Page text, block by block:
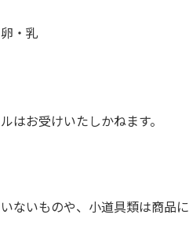
・乳
お受けいたしかねます。
ないものや、小道具類は商品に